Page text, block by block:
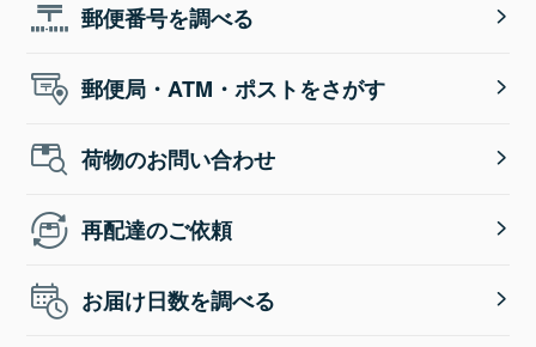
郵便番号を調べる
郵便局・ATM・ポストをさがす
荷物のお問い合わせ
再配達のご依頼
お届け日数を調べる